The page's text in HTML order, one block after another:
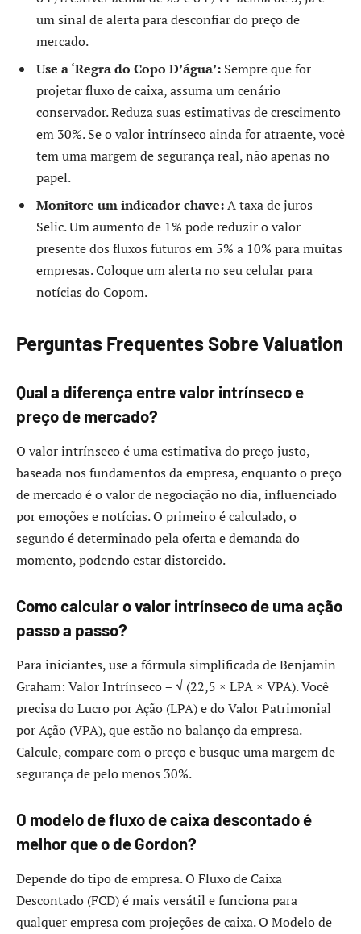
um sinal de alerta para desconfiar do preço de
mercado.
Use a ‘Regra do Copo D’água’: Sempre que for
projetar fluxo de caixa, assuma um cenário
conservador. Reduza suas estimativas de crescimento
em 30%. Se o valor intrínseco ainda for atraente, você
tem uma margem de segurança real, não apenas no
papel.
Monitore um indicador chave:A taxa de juros
Selic. Um aumento de 1% pode reduzir o valor
presente dos fluxos futuros em 5% a 10% para muitas
empresas. Coloque um alerta no seu celular para
notícias do Copom.
Perguntas Frequentes Sobre Valuation
Qual a diferença entre valor intrínseco e
preço de mercado?
O valor intrínseco é uma estimativa do preço justo,
baseada nos fundamentos da empresa, enquanto o preço
de mercado é o valor de negociação no dia, influenciado
por emoções e notícias. O primeiro é calculado, o
segundo é determinado pela oferta e demanda do
momento, podendo estar distorcido.
Como calcular o valor intrínseco de uma ação
passo a passo?
Para iniciantes, use a fórmula simplificada de Benjamin
Graham: Valor Intrínseco = √ (22,5 × LPA × VPA). Você
precisa do Lucro por Ação (LPA) e do Valor Patrimonial
por Ação (VPA), que estão no balanço da empresa.
Calcule, compare com o preço e busque uma margem de
segurança de pelo menos 30%.
O modelo de fluxo de caixa descontado é
melhor que o de Gordon?
Depende do tipo de empresa. O Fluxo de Caixa
Descontado (FCD) é mais versátil e funciona para
qualquer empresa com projeções de caixa. O Modelo de